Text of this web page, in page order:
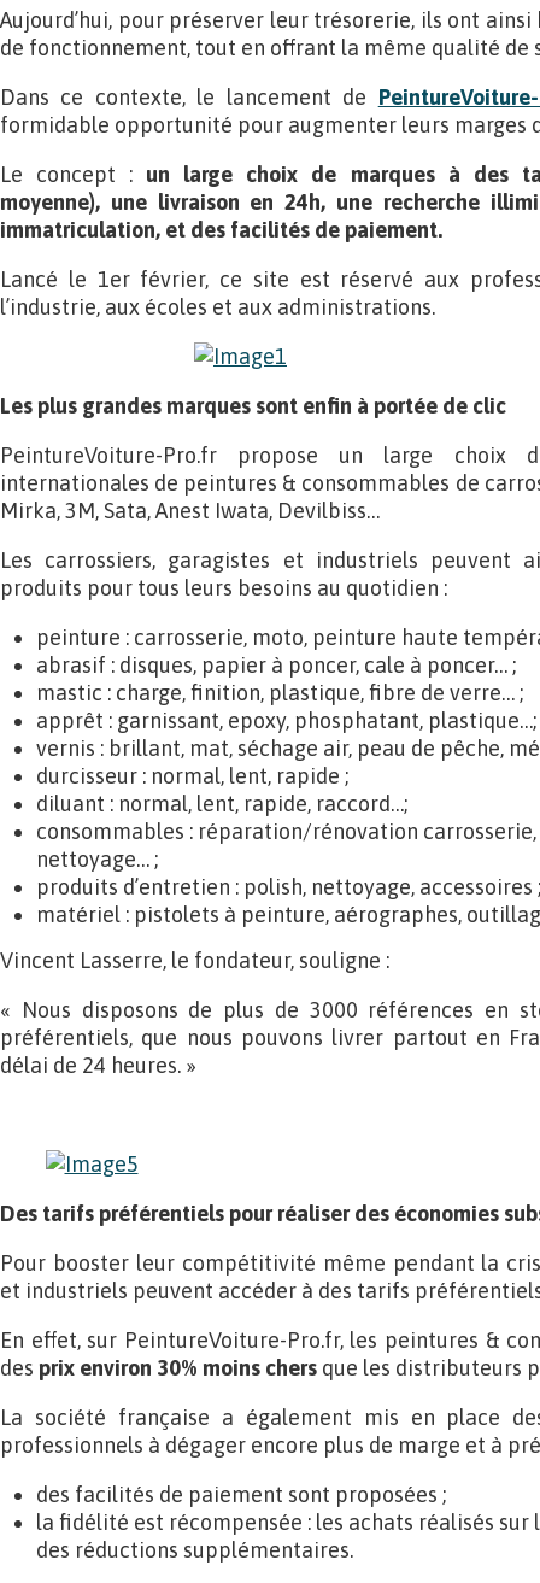
Aujourd’hui, pour préserver leur trésorerie, ils ont
de fonctionnement, tout en offrant la même qualité de
Dans ce contexte, le lancement de
formidable opportunité pour augmenter leurs marges
Le concept : un large choix de marques à des
moyenne), une livraison en 24h, une recherche
immatriculation, et des facilités de paiement.
Lancé le 1er février, ce site est réservé aux
l’industrie, aux écoles et aux administrations.
Les plus grandes marques sont enfin à portée de clic
PeintureVoiture-Pro.fr propose un large choix
internationales de peintures & consommables de
Mirka, 3M, Sata, Anest Iwata, Devilbiss…
Les carrossiers, garagistes et industriels peuvent
produits pour tous leurs besoins au quotidien :
peinture : carrosserie, moto, peinture haute
abrasif : disques, papier à poncer, cale à poncer… ;
mastic : charge, finition, plastique, fibre de verre… ;
apprêt : garnissant, epoxy, phosphatant, plastique…;
vernis : brillant, mat, séchage air, peau de pêche,
durcisseur : normal, lent, rapide ;
diluant : normal, lent, rapide, raccord…;
consommables : réparation/rénovation
nettoyage… ;
produits d’entretien : polish, nettoyage, accessoires ;
matériel : pistolets à peinture, aérographes,
Vincent Lasserre, le fondateur, souligne :
« Nous disposons de plus de 3000 références en
préférentiels, que nous pouvons livrer partout en
délai de 24 heures. »
Des tarifs préférentiels pour réaliser des économies
Pour booster leur compétitivité même pendant la
et industriels peuvent accéder à des tarifs
En effet, sur PeintureVoiture-Pro.fr, les peintures &
des prix environ 30% moins chers que les distributeurs
La société française a également mis en place
professionnels à dégager encore plus de marge et à
des facilités de paiement sont proposées ;
la fidélité est récompensée : les achats réalisés
des réductions supplémentaires.